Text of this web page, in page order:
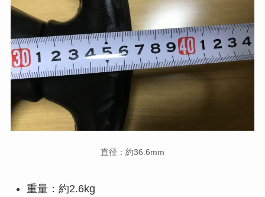
直径：約36.6mm
重量：約2.6kg